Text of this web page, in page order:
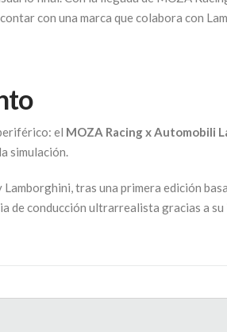
con una marca que colabora con
el MOZA Racing x Automobili
simulación.
tras una primera edición
conducción ultrarrealista gracias a